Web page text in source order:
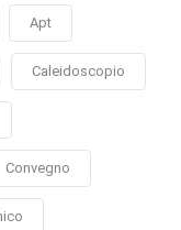
Apt
Caleidoscopio
Convegno